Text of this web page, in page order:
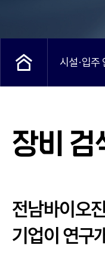
시설·입주
장비 검
전남바이오
기업이 연구